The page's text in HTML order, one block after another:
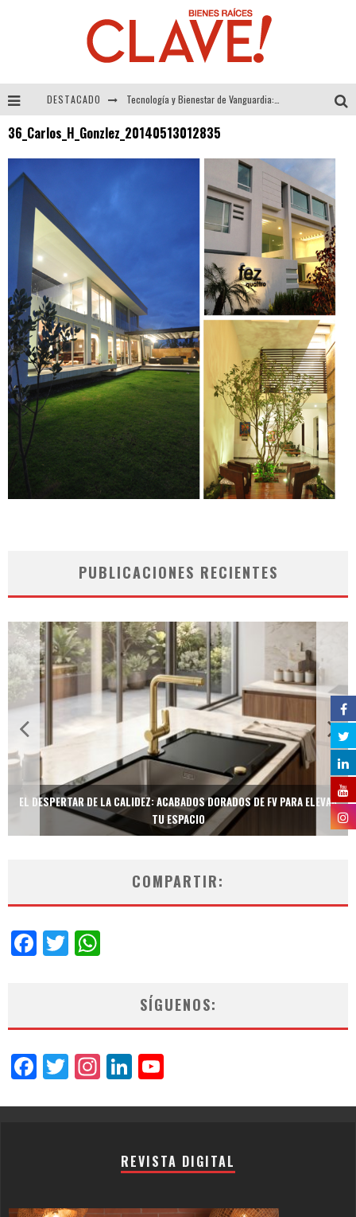
DESTACADO
Alexandra Bedoya – La Constancia detrás de La Paletería
36_Carlos_H_Gonzlez_20140513012835
PUBLICACIONES RECIENTES
EL DESPERTAR DE LA CALIDEZ: ACABADOS DORADOS DE FV PARA ELEVAR
TU ESPACIO
COMPARTIR:
Facebook
Twitter
SÍGUENOS:
Facebook
Twitter
Instagram
LinkedIn
REVISTA DIGITAL